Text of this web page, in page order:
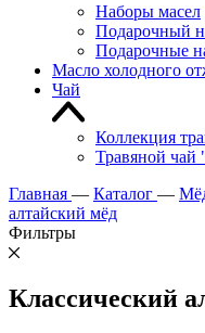
Наборы масел
Подарочный
Подарочные
Масло холодного
Чай
Коллекция
Травяной чай
Главная — Каталог —
алтайский мёд
Фильтры
Классический